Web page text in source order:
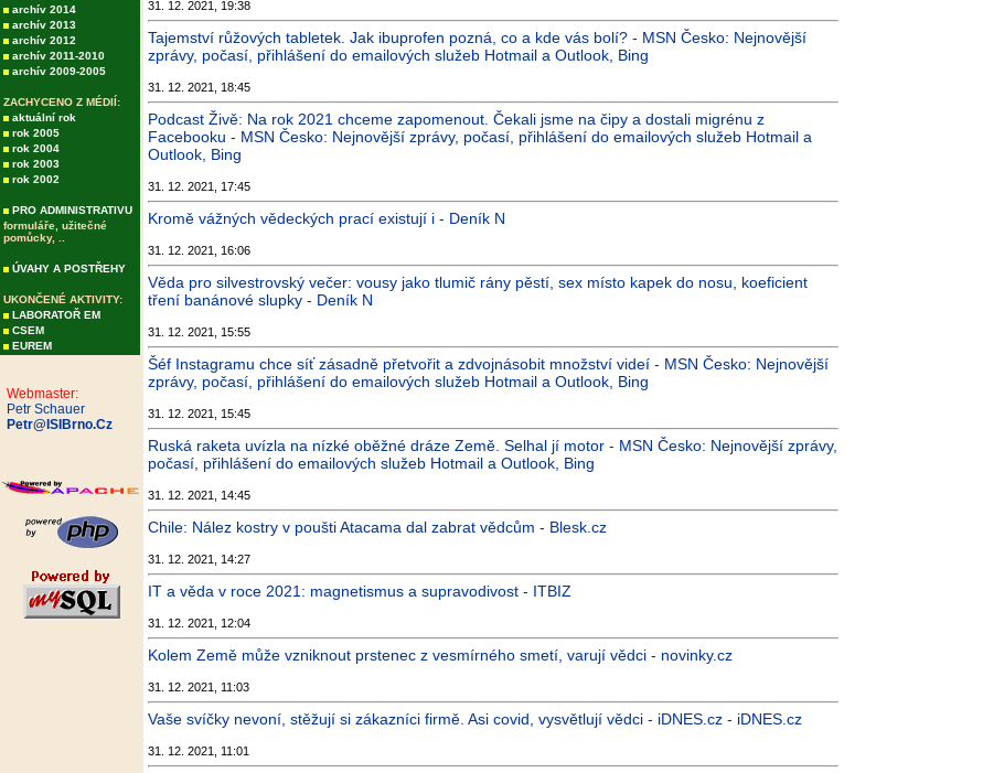
archív 2014
archív 2013
archív 2012
archív 2011-2010
archív 2009-2005
ZACHYCENO Z MÉDIÍ:
aktuální rok
rok 2005
rok 2004
rok 2003
rok 2002
PRO ADMINISTRATIVU
formuláře, užitečné
pomůcky, ..
ÚVAHY A POSTŘEHY
UKONČENÉ AKTIVITY:
LABORATOŘ EM
CSEM
EUREM
Webmaster:
Petr Schauer
Petr@ISIBrno.Cz
31. 12. 2021, 19:38
Tajemství růžových tabletek. Jak ibuprofen pozná, co a kde vás bolí? - MSN Česko: Nejnovější
zprávy, počasí, přihlášení do emailových služeb Hotmail a Outlook, Bing
31. 12. 2021, 18:45
Podcast Živě: Na rok 2021 chceme zapomenout. Čekali jsme na čipy a dostali migrénu z
Facebooku - MSN Česko: Nejnovější zprávy, počasí, přihlášení do emailových služeb Hotmail a
Outlook, Bing
31. 12. 2021, 17:45
Kromě vážných vědeckých prací existují i - Deník N
31. 12. 2021, 16:06
Věda pro silvestrovský večer: vousy jako tlumič rány pěstí, sex místo kapek do nosu, koeficient
tření banánové slupky - Deník N
31. 12. 2021, 15:55
Šéf Instagramu chce síť zásadně přetvořit a zdvojnásobit množství videí - MSN Česko: Nejnovější
zprávy, počasí, přihlášení do emailových služeb Hotmail a Outlook, Bing
31. 12. 2021, 15:45
Ruská raketa uvízla na nízké oběžné dráze Země. Selhal jí motor - MSN Česko: Nejnovější zprávy,
počasí, přihlášení do emailových služeb Hotmail a Outlook, Bing
31. 12. 2021, 14:45
Chile: Nález kostry v poušti Atacama dal zabrat vědcům - Blesk.cz
31. 12. 2021, 14:27
IT a věda v roce 2021: magnetismus a supravodivost - ITBIZ
31. 12. 2021, 12:04
Kolem Země může vzniknout prstenec z vesmírného smetí, varují vědci - novinky.cz
31. 12. 2021, 11:03
Vaše svíčky nevoní, stěžují si zákazníci firmě. Asi covid, vysvětlují vědci - iDNES.cz - iDNES.cz
31. 12. 2021, 11:01